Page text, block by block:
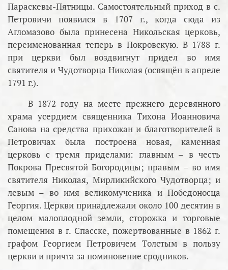
Параскевы-Пятницы. Самостоятельный приход в с.
Петровичи появился в 1707 г., когда сюда из
Агломазово была принесена Никольская церковь,
переименованная теперь в Покровскую. В 1788 г.
при церкви был воздвигнут придел во имя
святителя и Чудотворца Николая (освящён в апреле
1791 г.).
В 1872 году на месте прежнего деревянного
храма усердием священника Тихона Иоанновича
Санова на средства прихожан и благотворителей в
Петровичах была построена новая, каменная
церковь с тремя приделами: главным – в честь
Покрова Пресвятой Богородицы; правым – во имя
святителя Николая, Мирликийского Чудотворца; и
левым – во имя великомученика и Победоносца
Георгия. Церкви принадлежали около 100 десятин в
целом малоплодной земли, сторожка и торговые
помещения в г. Спасске, пожертвованные в 1862 г.
графом Георгием Петровичем Толстым в пользу
церкви и причта за поминовение сродников.